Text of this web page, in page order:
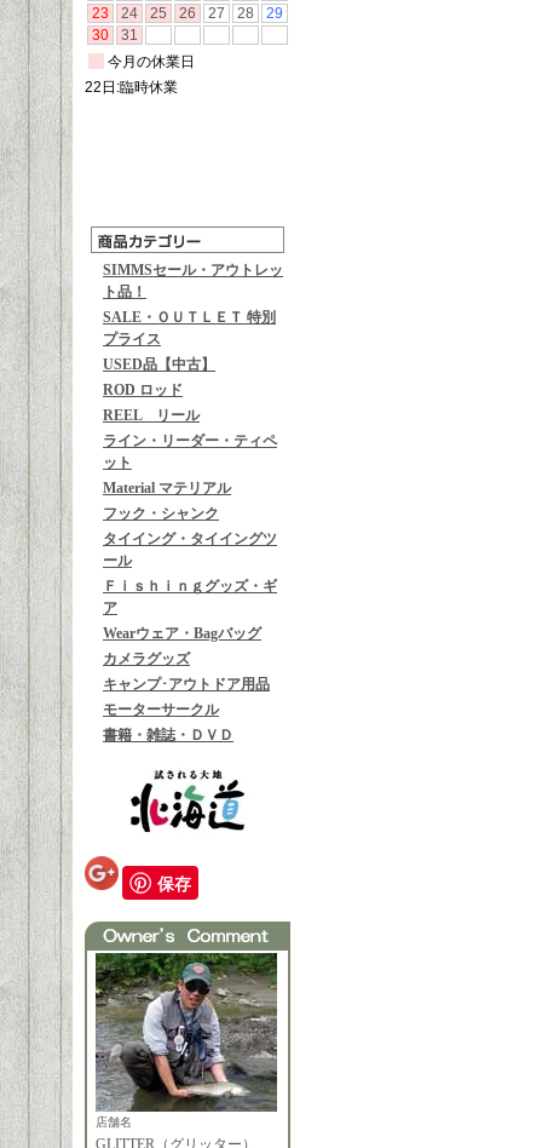
SIMMSセール・アウトレッ
ト品！
SALE・ＯＵＴＬＥＴ 特別
プライス
USED品【中古】
ROD ロッド
REEL リール
ライン・リーダー・ティペ
ット
Material マテリアル
フック・シャンク
タイイング・タイイングツ
ール
Ｆｉｓｈｉｎｇグッズ・ギ
ア
Wearウェア・Bagバッグ
カメラグッズ
キャンプ･アウトドア用品
モーターサークル
書籍・雑誌・ＤＶＤ
保存
店舗名
GLITTER（グリッター）